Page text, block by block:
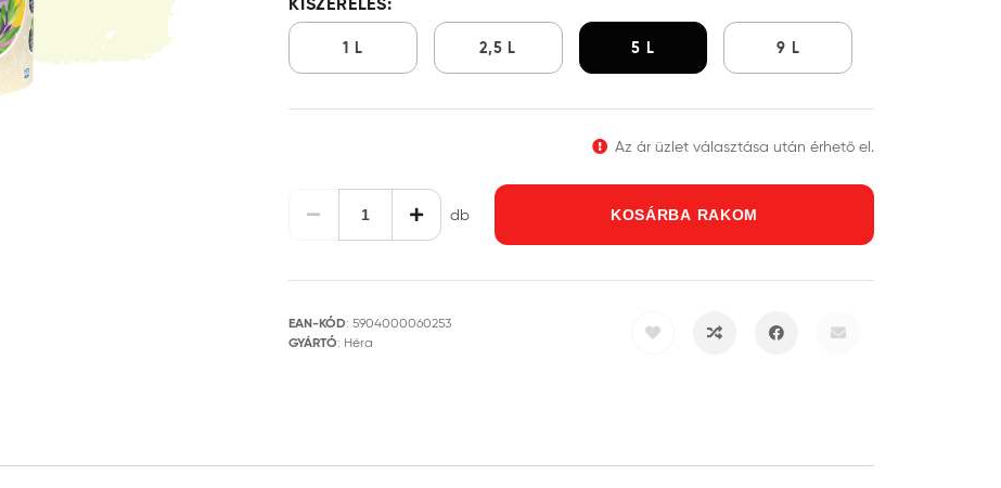
1 L 2,5 L 5 L 9 L
Az ár üzlet választása után érhető el.
db KOSÁRBA RAKOM
EAN-KÓD: 5904000060253
GYÁRTÓ: Héra